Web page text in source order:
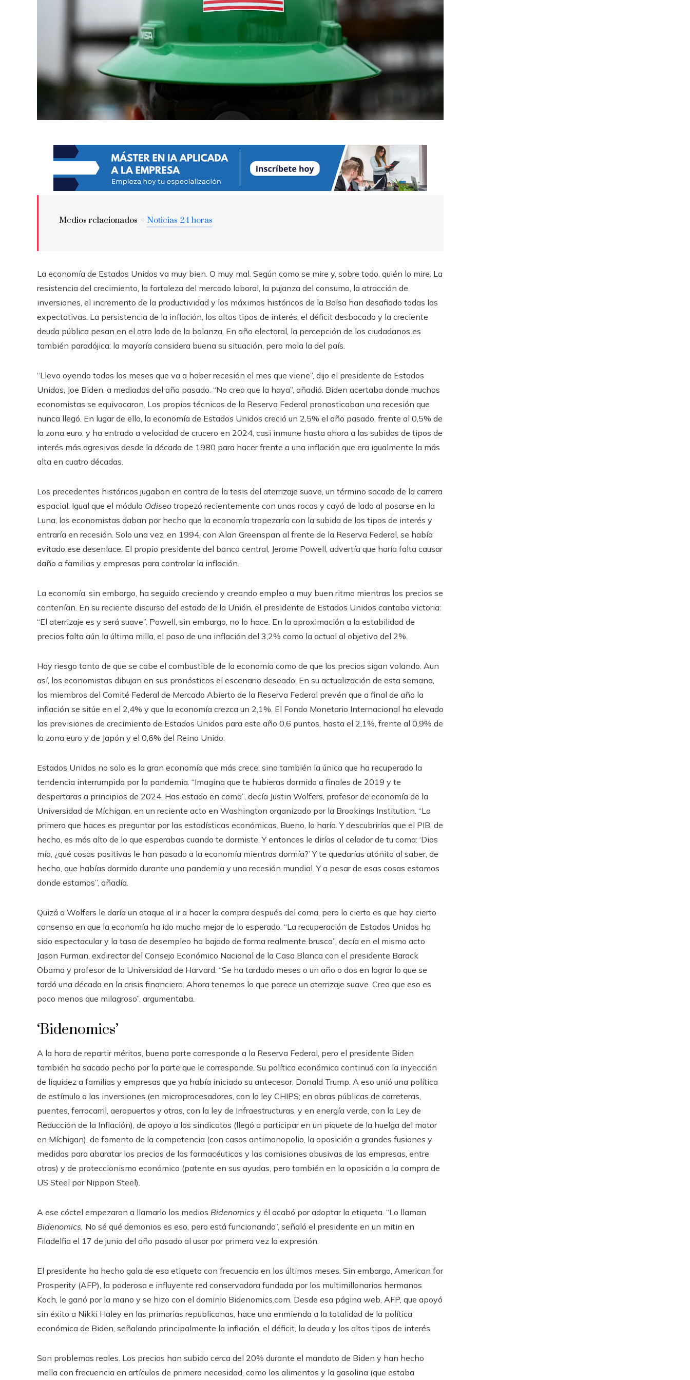
Medios relacionados – Noticias 24 horas
La economía de Estados Unidos va muy bien. O muy mal. Según como se mire y, sobre todo, quién lo mire. La
resistencia del crecimiento, la fortaleza del mercado laboral, la pujanza del consumo, la atracción de
inversiones, el incremento de la productividad y los máximos históricos de la Bolsa han desafiado todas las
expectativas. La persistencia de la inflación, los altos tipos de interés, el déficit desbocado y la creciente
deuda pública pesan en el otro lado de la balanza. En año electoral, la percepción de los ciudadanos es
también paradójica: la mayoría considera buena su situación, pero mala la del país.
“Llevo oyendo todos los meses que va a haber recesión el mes que viene”, dijo el presidente de Estados
Unidos, Joe Biden, a mediados del año pasado. “No creo que la haya”, añadió. Biden acertaba donde muchos
economistas se equivocaron. Los propios técnicos de la Reserva Federal pronosticaban una recesión que
nunca llegó. En lugar de ello, la economía de Estados Unidos creció un 2,5% el año pasado, frente al 0,5% de
la zona euro, y ha entrado a velocidad de crucero en 2024, casi inmune hasta ahora a las subidas de tipos de
interés más agresivas desde la década de 1980 para hacer frente a una inflación que era igualmente la más
alta en cuatro décadas.
Los precedentes históricos jugaban en contra de la tesis del aterrizaje suave, un término sacado de la carrera
espacial. Igual que el módulo Odiseo tropezó recientemente con unas rocas y cayó de lado al posarse en la
Luna, los economistas daban por hecho que la economía tropezaría con la subida de los tipos de interés y
entraría en recesión. Solo una vez, en 1994, con Alan Greenspan al frente de la Reserva Federal, se había
evitado ese desenlace. El propio presidente del banco central, Jerome Powell, advertía que haría falta causar
daño a familias y empresas para controlar la inflación.
La economía, sin embargo, ha seguido creciendo y creando empleo a muy buen ritmo mientras los precios se
contenían. En su reciente discurso del estado de la Unión, el presidente de Estados Unidos cantaba victoria:
“El aterrizaje es y será suave”. Powell, sin embargo, no lo hace. En la aproximación a la estabilidad de
precios falta aún la última milla, el paso de una inflación del 3,2% como la actual al objetivo del 2%.
Hay riesgo tanto de que se cabe el combustible de la economía como de que los precios sigan volando. Aun
así, los economistas dibujan en sus pronósticos el escenario deseado. En su actualización de esta semana,
los miembros del Comité Federal de Mercado Abierto de la Reserva Federal prevén que a final de año la
inflación se sitúe en el 2,4% y que la economía crezca un 2,1%. El Fondo Monetario Internacional ha elevado
las previsiones de crecimiento de Estados Unidos para este año 0,6 puntos, hasta el 2,1%, frente al 0,9% de
la zona euro y de Japón y el 0,6% del Reino Unido.
Estados Unidos no solo es la gran economía que más crece, sino también la única que ha recuperado la
tendencia interrumpida por la pandemia. “Imagina que te hubieras dormido a finales de 2019 y te
despertaras a principios de 2024. Has estado en coma”, decía Justin Wolfers, profesor de economía de la
Universidad de Míchigan, en un reciente acto en Washington organizado por la Brookings Institution. “Lo
primero que haces es preguntar por las estadísticas económicas. Bueno, lo haría. Y descubrirías que el PIB, de
hecho, es más alto de lo que esperabas cuando te dormiste. Y entonces le dirías al celador de tu coma: ‘Dios
mío, ¿qué cosas positivas le han pasado a la economía mientras dormía?’ Y te quedarías atónito al saber, de
hecho, que habías dormido durante una pandemia y una recesión mundial. Y a pesar de esas cosas estamos
donde estamos”, añadía.
Quizá a Wolfers le daría un ataque al ir a hacer la compra después del coma, pero lo cierto es que hay cierto
consenso en que la economía ha ido mucho mejor de lo esperado. “La recuperación de Estados Unidos ha
sido espectacular y la tasa de desempleo ha bajado de forma realmente brusca”, decía en el mismo acto
Jason Furman, exdirector del Consejo Económico Nacional de la Casa Blanca con el presidente Barack
Obama y profesor de la Universidad de Harvard. “Se ha tardado meses o un año o dos en lograr lo que se
tardó una década en la crisis financiera. Ahora tenemos lo que parece un aterrizaje suave. Creo que eso es
poco menos que milagroso”, argumentaba.
‘Bidenomics’
A la hora de repartir méritos, buena parte corresponde a la Reserva Federal, pero el presidente Biden
también ha sacado pecho por la parte que le corresponde. Su política económica continuó con la inyección
de liquidez a familias y empresas que ya había iniciado su antecesor, Donald Trump. A eso unió una política
de estímulo a las inversiones (en microprocesadores, con la ley CHIPS; en obras públicas de carreteras,
puentes, ferrocarril, aeropuertos y otras, con la ley de Infraestructuras, y en energía verde, con la Ley de
Reducción de la Inflación), de apoyo a los sindicatos (llegó a participar en un piquete de la huelga del motor
en Míchigan), de fomento de la competencia (con casos antimonopolio, la oposición a grandes fusiones y
medidas para abaratar los precios de las farmacéuticas y las comisiones abusivas de las empresas, entre
otras) y de proteccionismo económico (patente en sus ayudas, pero también en la oposición a la compra de
US Steel por Nippon Steel).
A ese cóctel empezaron a llamarlo los medios Bidenomics y él acabó por adoptar la etiqueta. “Lo llaman
Bidenomics. No sé qué demonios es eso, pero está funcionando”, señaló el presidente en un mitin en
Filadelfia el 17 de junio del año pasado al usar por primera vez la expresión.
El presidente ha hecho gala de esa etiqueta con frecuencia en los últimos meses. Sin embargo, American for
Prosperity (AFP), la poderosa e influyente red conservadora fundada por los multimillonarios hermanos
Koch, le ganó por la mano y se hizo con el dominio Bidenomics.com. Desde esa página web, AFP, que apoyó
sin éxito a Nikki Haley en las primarias republicanas, hace una enmienda a la totalidad de la política
económica de Biden, señalando principalmente la inflación, el déficit, la deuda y los altos tipos de interés.
Son problemas reales. Los precios han subido cerca del 20% durante el mandato de Biden y han hecho
mella con frecuencia en artículos de primera necesidad, como los alimentos y la gasolina (que estaba